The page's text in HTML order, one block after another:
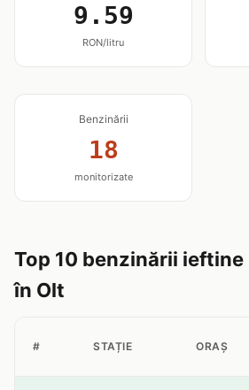
9.59
RON/litru
Benzinării
18
monitorizate
Top 10 benzinării
în Olt
# STAȚIE ORAȘ